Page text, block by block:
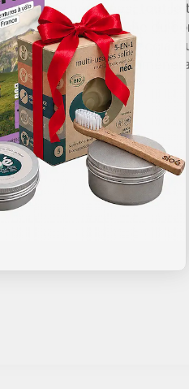
crêtes hérissées, tout le
myrte. À l’approche du
de la plage de Saleccia
le sentier vous
limpides.